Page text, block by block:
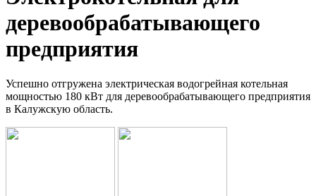
деревообрабатывающего
предприятия
Успешно отгружена электрическая водогрейная котельная
мощностью 180 кВт для деревообрабатывающего предприятия
в Калужскую область.